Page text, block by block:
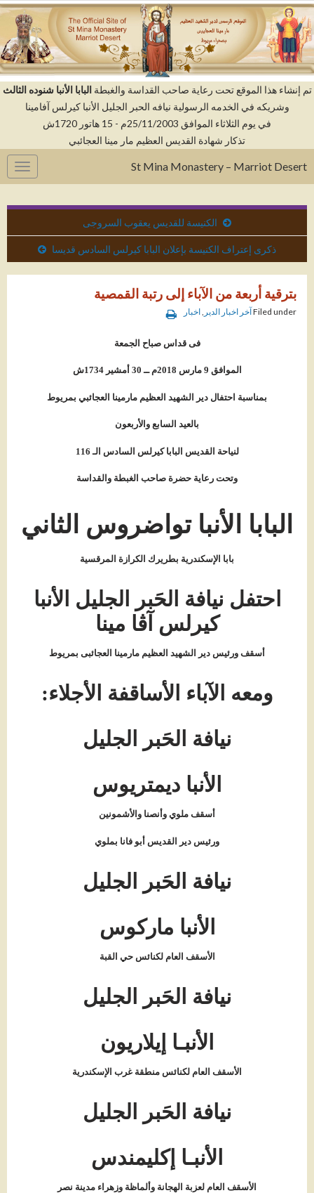
إنشاء هذا الموقع تحت رعاية صاحب القداسة والغبطةالبابا الأنبا شنوده الثالث
وشريكه في الخدمه الرسولية نيافه الحبر الجليل الأنبا كيرلس آفامينا
في يوم الثلاثاء الموافق 25/11/2003م - 15 هاتور 1720ش
تذكار شهادة القديس العظيم مار مينا العجائبي
St Mina Monastery – Marriot Desert
الكنيسة للقديس يعقوب السروجى
ذكرى إعتراف الكنيسة بإعلان البابا كيرلس السادس قديسا
بترقية أربعة من الآباء إلى رتبة القمصية
Filed underآخر اخبار الدير, اخبار
فى قداس صباح الجمعة
الموافق 9 مارس 2018م ــ 30 أمشير 1734ش
بمناسبة احتفال دير الشهيد العظيم مارمينا العجائبي بمريوط
بالعيد السابع والأربعون
لنياحة القديس البابا كيرلس السادس الـ 116
وتحت رعاية حضرة صاحب الغبطة والقداسة
البابا الأنبا تواضروس الثاني
بابا الإسكندرية بطريرك الكرازة المرقسية
احتفل نيافة الحَبر الجليل الأنبا
كيرلس آڤا مينا
أسقف ورئيس دير الشهيد العظيم مارمينا العجائبى بمريوط
ومعه الآباء الأساقفة الأجلاء:
نيافة الحَبر الجليل
الأنبا ديمتريوس
أسقف ملوي وأنصنا والأشمونين
ورئيس دير القديس أبو فانا بملوي
نيافة الحَبر الجليل
الأنبا ماركوس
الأسقف العام لكنائس حي القبة
نيافة الحَبر الجليل
الأنبـا إيلاريون
الأسقف العام لكنائس منطقة غرب الإسكندرية
نيافة الحَبر الجليل
الأنبـا إكليمندس
الأسقف العام لعزبة الهجانة وألماظة وزهراء مدينة نصر